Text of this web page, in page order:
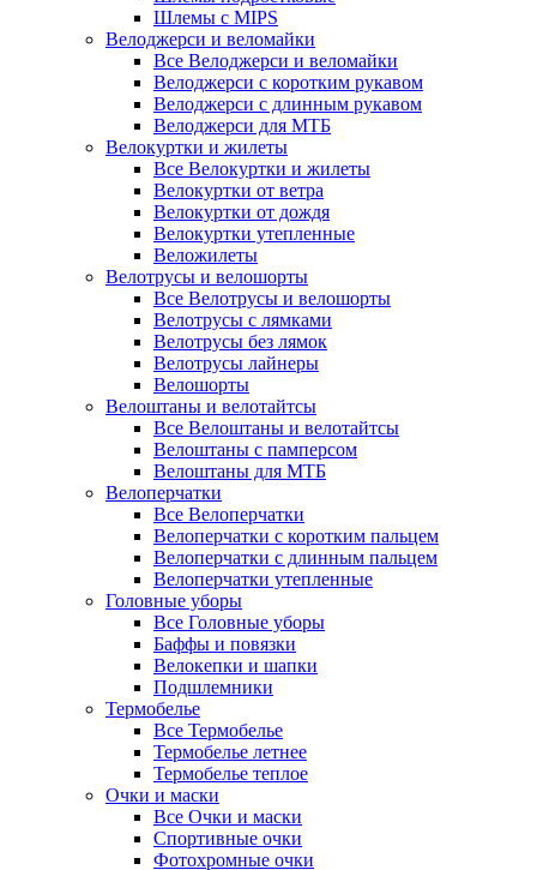
Шлемы с MIPS
Велоджерси и веломайки
Все Велоджерси и веломайки
Велоджерси с коротким рукавом
Велоджерси с длинным рукавом
Велоджерси для МТБ
Велокуртки и жилеты
Все Велокуртки и жилеты
Велокуртки от ветра
Велокуртки от дождя
Велокуртки утепленные
Веложилеты
Велотрусы и велошорты
Все Велотрусы и велошорты
Велотрусы с лямками
Велотрусы без лямок
Велотрусы лайнеры
Велошорты
Велоштаны и велотайтсы
Все Велоштаны и велотайтсы
Велоштаны с памперсом
Велоштаны для МТБ
Велоперчатки
Все Велоперчатки
Велоперчатки с коротким пальцем
Велоперчатки с длинным пальцем
Велоперчатки утепленные
Головные уборы
Все Головные уборы
Баффы и повязки
Велокепки и шапки
Подшлемники
Термобелье
Все Термобелье
Термобелье летнее
Термобелье теплое
Очки и маски
Все Очки и маски
Спортивные очки
Фотохромные очки